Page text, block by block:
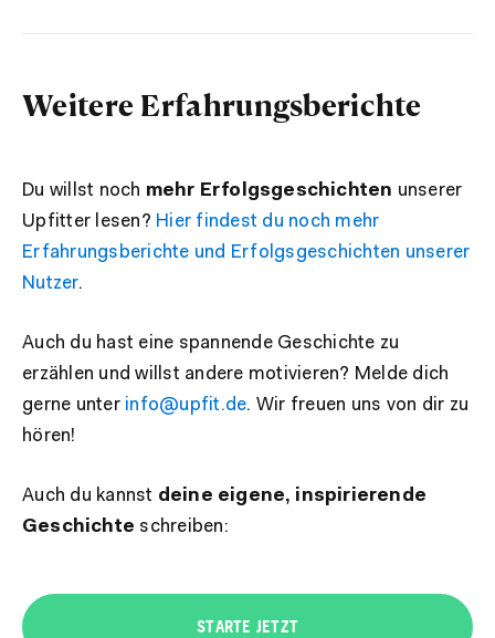
Weitere Erfahrungsberichte
Du willst noch mehr Erfolgsgeschichten unserer
Upfitter lesen? Hier findest du noch mehr
Erfahrungsberichte und Erfolgsgeschichten unserer
Nutzer.
Auch du hast eine spannende Geschichte zu
erzählen und willst andere motivieren? Melde dich
gerne unter info@upfit.de. Wir freuen uns von dir zu
hören!
Auch du kannst deine eigene, inspirierende
Geschichte schreiben:
STARTE JETZT